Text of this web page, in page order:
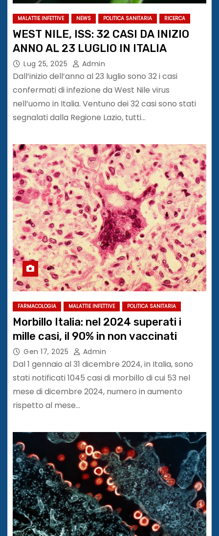
MALATTIE INFETTIVE NEWS POLITICA SANITARIA RICERCA
WEST NILE, ISS: 32 CASI DA INIZIO
ANNO AL 23 LUGLIO IN ITALIA
Lug 25, 2025 Admin
Dall’inizio dell’anno al 23 luglio sono 32 i casi
confermati di infezione da West Nile virus
nell’uomo in Italia. Ventuno dei 32 casi sono stati
segnalati dalla Regione Lazio, tutti…
FARMACOLOGIA MALATTIE INFETTIVE POLITICA SANITARIA
Morbillo Italia: nel 2024 superati i
mille casi, il 90% in non vaccinati
Gen 17, 2025 Admin
Dal 1 gennaio al 31 dicembre 2024, in Italia, sono
stati notificati 1045 casi di morbillo di cui 53 nel
mese di dicembre 2024, numero in aumento
rispetto al mese…